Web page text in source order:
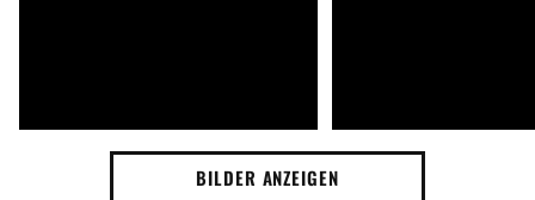
BILDER ANZEIGEN